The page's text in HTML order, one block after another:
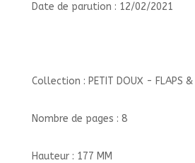
Date de parution : 12/02/2021
Collection : PETIT DOUX - FLAPS &
Nombre de pages : 8
Hauteur : 177 MM